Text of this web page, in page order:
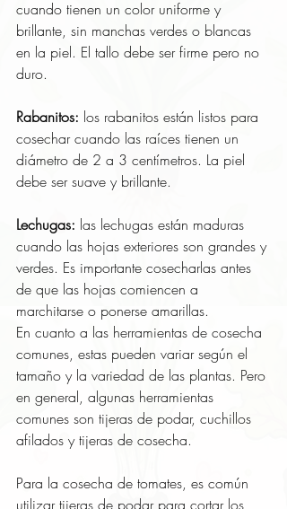
cuando tienen un color uniforme y
brillante, sin manchas verdes o blancas
en la piel. El tallo debe ser firme pero no
duro.
Rabanitos: los rabanitos están listos para
cosechar cuando las raíces tienen un
diámetro de 2 a 3 centímetros. La piel
debe ser suave y brillante.
Lechugas: las lechugas están maduras
cuando las hojas exteriores son grandes y
verdes. Es importante cosecharlas antes
de que las hojas comiencen a
marchitarse o ponerse amarillas.
En cuanto a las herramientas de cosecha
comunes, estas pueden variar según el
tamaño y la variedad de las plantas. Pero
en general, algunas herramientas
comunes son tijeras de podar, cuchillos
afilados y tijeras de cosecha.
Para la cosecha de tomates, es común
utilizar tijeras de podar para cortar los